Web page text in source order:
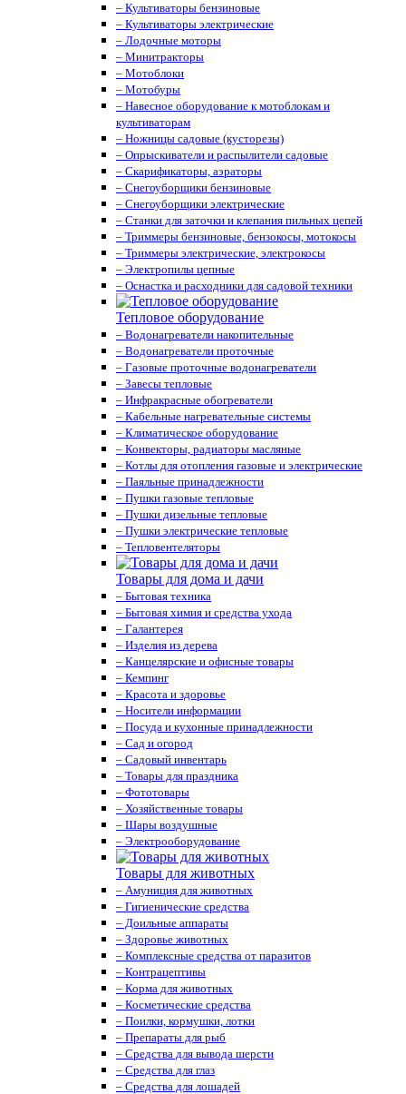
– Культиваторы бензиновые
– Культиваторы электрические
– Лодочные моторы
– Минитракторы
– Мотоблоки
– Мотобуры
– Навесное оборудование к мотоблокам и
культиваторам
– Ножницы садовые (кусторезы)
– Опрыскиватели и распылители садовые
– Скарификаторы, аэраторы
– Снегоуборщики бензиновые
– Снегоуборщики электрические
– Станки для заточки и клепания пильных цепей
– Триммеры бензиновые, бензокосы, мотокосы
– Триммеры электрические, электрокосы
– Электропилы цепные
– Оснастка и расходники для садовой техники
Тепловое оборудование
– Водонагреватели накопительные
– Водонагреватели проточные
– Газовые проточные водонагреватели
– Завесы тепловые
– Инфракрасные обогреватели
– Кабельные нагревательные системы
– Климатическое оборудование
– Конвекторы, радиаторы масляные
– Котлы для отопления газовые и электрические
– Паяльные принадлежности
– Пушки газовые тепловые
– Пушки дизельные тепловые
– Пушки электрические тепловые
– Тепловентеляторы
Товары для дома и дачи
– Бытовая техника
– Бытовая химия и средства ухода
– Галантерея
– Изделия из дерева
– Канцелярские и офисные товары
– Кемпинг
– Красота и здоровье
– Носители информации
– Посуда и кухонные принадлежности
– Сад и огород
– Садовый инвентарь
– Товары для праздника
– Фототовары
– Хозяйственные товары
– Шары воздушные
– Электрооборудование
Товары для животных
– Амуниция для животных
– Гигиенические средства
– Доильные аппараты
– Здоровье животных
– Комплексные средства от паразитов
– Контрацептивы
– Корма для животных
– Косметические средства
– Поилки, кормушки, лотки
– Препараты для рыб
– Средства для вывода шерсти
– Средства для глаз
– Средства для лошадей